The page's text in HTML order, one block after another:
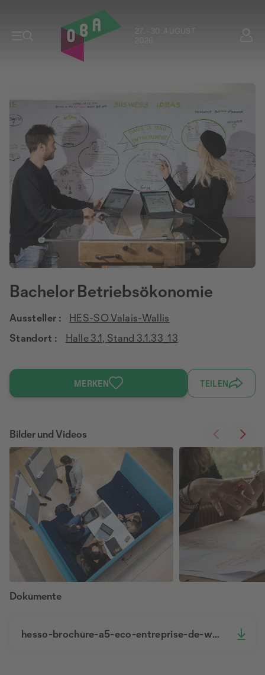
27. - 30. AUGUST
Bachelor Betriebsökonomie
Aussteller :
HES-SO Valais-Wallis
Standort :
Halle 3.1, Stand 3.1.33_13
MERKEN TEILEN
Bilder und Videos
Dokumente
hesso-brochure-a5-eco-entreprise-de-web.pdf